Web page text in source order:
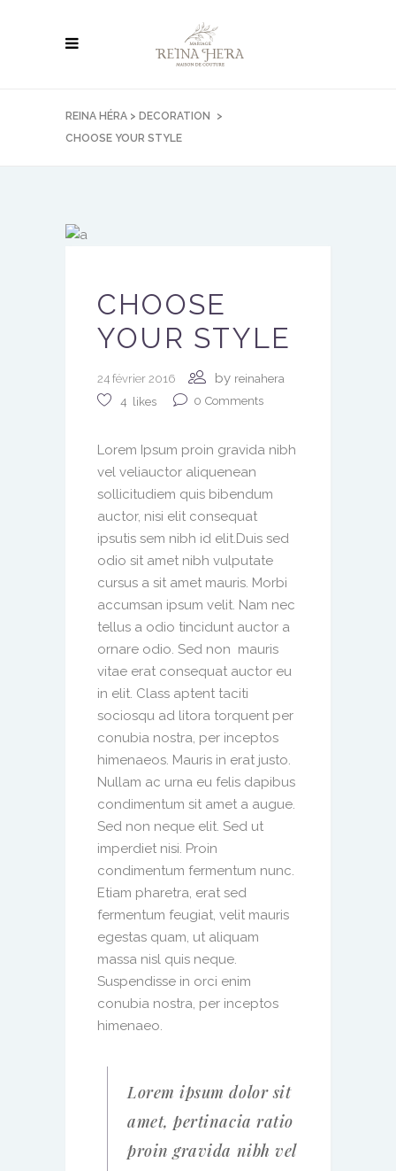
REINA HÉRA > DECORATION
>
CHOOSE YOUR STYLE
CHOOSE
YOUR STYLE
24 février 2016 by reinahera
4
likes 0 Comments
Lorem Ipsum proin gravida nibh
vel veliauctor aliquenean
sollicitudiem quis bibendum
auctor, nisi elit consequat
ipsutis sem nibh id elit.Duis sed
odio sit amet nibh vulputate
cursus a sit amet mauris. Morbi
accumsan ipsum velit. Nam nec
tellus a odio tincidunt auctor a
ornare odio. Sed non mauris
vitae erat consequat auctor eu
in elit. Class aptent taciti
sociosqu ad litora torquent per
conubia nostra, per inceptos
himenaeos. Mauris in erat justo.
Nullam ac urna eu felis dapibus
condimentum sit amet a augue.
Sed non neque elit. Sed ut
imperdiet nisi. Proin
condimentum fermentum nunc.
Etiam pharetra, erat sed
fermentum feugiat, velit mauris
egestas quam, ut aliquam
massa nisl quis neque.
Suspendisse in orci enim
conubia nostra, per inceptos
himenaeo.
Lorem ipsum dolor sit
amet, pertinacia ratio
proin gravida nibh vel